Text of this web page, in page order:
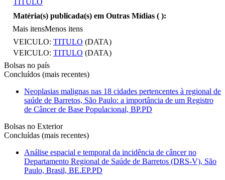
Matéria(s) publicada(s) em Outras Mídias ( ):
Mais itensMenos itens
VEICULO: TITULO (DATA)
VEICULO: TITULO (DATA)
Bolsas no país
Concluídos (mais recentes)
Neoplasias malignas nas 18 cidades pertencentes à regional de
saúde de Barretos, São Paulo: a importância de um Registro
de Câncer de Base Populacional, BP.PD
Bolsas no Exterior
Concluídas (mais recentes)
Análise espacial e temporal da incidência de câncer no
Departamento Regional de Saúde de Barretos (DRS-V), São
Paulo, Brasil, BE.EP.PD